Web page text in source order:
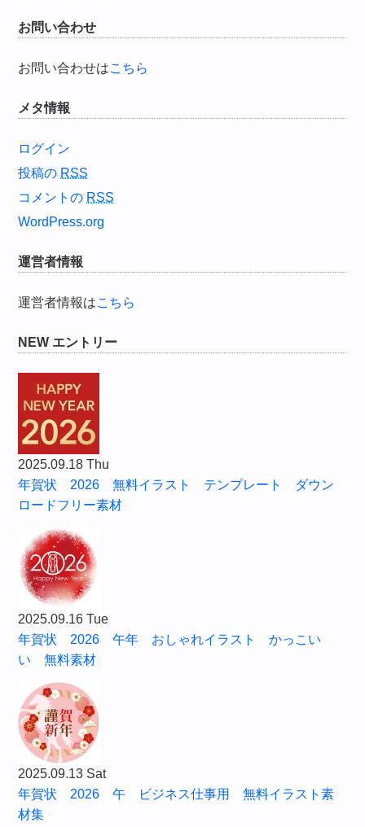
お問い合わせ
お問い合わせはこちら
メタ情報
ログイン
投稿の RSS
コメントの RSS
WordPress.org
運営者情報
運営者情報はこちら
NEW エントリー
2025.09.18 Thu
年賀状 2026 無料イラスト テンプレート ダウン
ロードフリー素材
2025.09.16 Tue
年賀状 2026 午年 おしゃれイラスト かっこい
い 無料素材
2025.09.13 Sat
年賀状 2026 午 ビジネス仕事用 無料イラスト素
材集